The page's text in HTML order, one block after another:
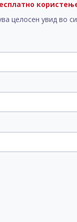
целосен увид во